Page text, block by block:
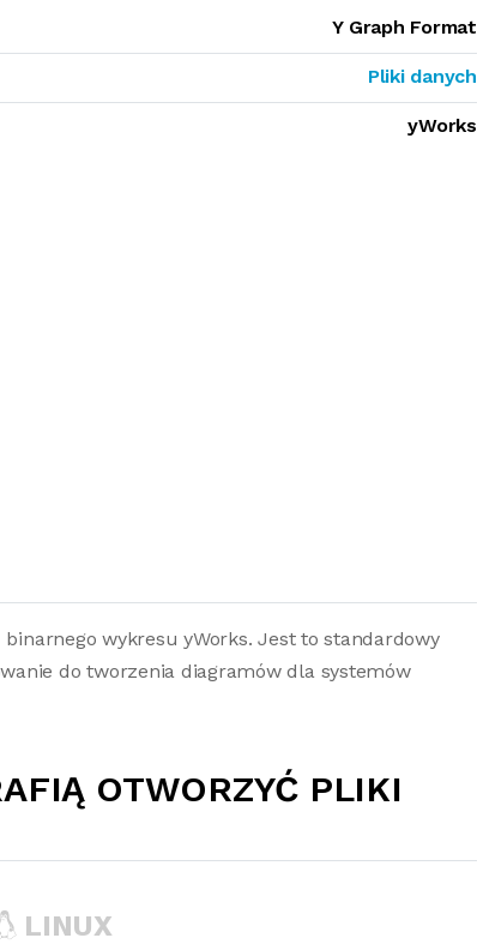
Y Graph Format
Pliki danych
yWorks
wykresu yWorks. Jest to standardowy
do tworzenia diagramów dla systemów
OTWORZYĆ PLIKI
LINUX